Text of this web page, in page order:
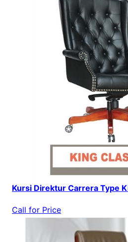
Kursi Direktur Carrera Type
Call for Price